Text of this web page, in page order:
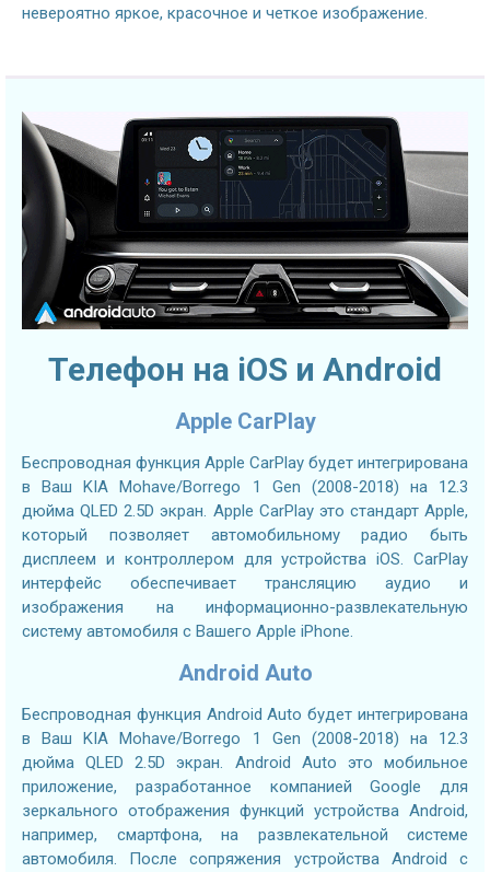
невероятно яркое, красочное и четкое изображение.
Телефон на iOS и Android
Apple CarPlay
Беспроводная функция Apple CarPlay будет интегрирована
в Ваш KIA Mohave/Borrego 1 Gen (2008-2018) на 12.3
дюйма QLED 2.5D экран. Apple CarPlay это стандарт Apple,
который позволяет автомобильному радио быть
дисплеем и контроллером для устройства iOS. CarPlay
интерфейс обеспечивает трансляцию аудио и
изображения на информационно-развлекательную
систему автомобиля с Вашего Apple iPhone.
Android Auto
Беспроводная функция Android Auto будет интегрирована
в Ваш KIA Mohave/Borrego 1 Gen (2008-2018) на 12.3
дюйма QLED 2.5D экран. Android Auto это мобильное
приложение, разработанное компанией Google для
зеркального отображения функций устройства Android,
например, смартфона, на развлекательной системе
автомобиля. После сопряжения устройства Android с